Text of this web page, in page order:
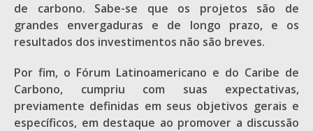
de carbono. Sabe-se que os projetos são de
grandes envergaduras e de longo prazo, e os
resultados dos investimentos não são breves.
Por fim, o Fórum Latinoamericano e do Caribe de
Carbono, cumpriu com suas expectativas,
previamente definidas em seus objetivos gerais e
específicos, em destaque ao promover a discussão